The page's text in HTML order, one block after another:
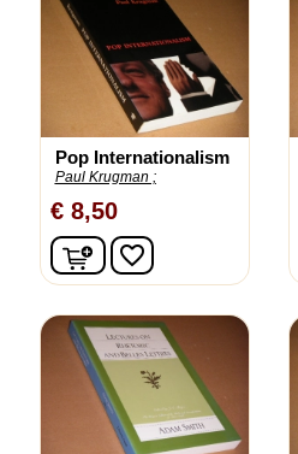
Pop Internationalism
Paul Krugman ;
€ 8,50
In winkelwagen
favorite_border